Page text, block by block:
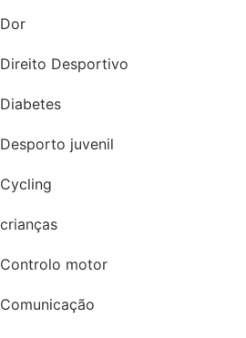
Dor
Direito Desportivo
Diabetes
Desporto juvenil
Cycling
crianças
Controlo motor
Comunicação